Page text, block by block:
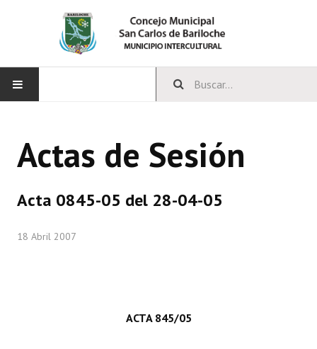
CONCEJO
Actas de Sesión
Acta 0845-05 del 28-04-05
18 Abril 2007
ACTA 845/05